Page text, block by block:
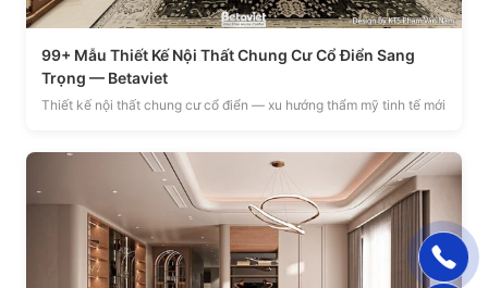
99+ Mẫu Thiết Kế Nội Thất Chung Cư Cổ Điển Sang
Trọng — Betaviet
Thiết kế nội thất chung cư cổ điển — xu hướng thẩm mỹ tinh tế mới